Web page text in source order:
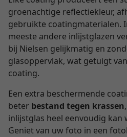
groenachtige reflectiekleur,
gebruikte coatingmaterialen.
meeste andere inlijstglazen
bij Nielsen gelijkmatig en
glasoppervlak, wat getuigt
coating.
Een extra beschermende
beter bestand tegen krassen
inlijstglas heel eenvoudig kan
Geniet van uw foto in een